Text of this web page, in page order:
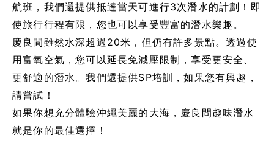
航班，我們還提供抵達當天可進行3次潛水的計劃！即
使旅行行程有限，您也可以享受豐富的潛水樂趣。
慶良間雖然水深超過20米，但仍有許多景點。透過使
用富氧空氣，您可以延長免減壓限制，享受更安全、
更舒適的潛水。我們還提供SP培訓，如果您有興趣，
請嘗試！
如果你想充分體驗沖繩美麗的大海，慶良間趣味潛水
就是你的最佳選擇！